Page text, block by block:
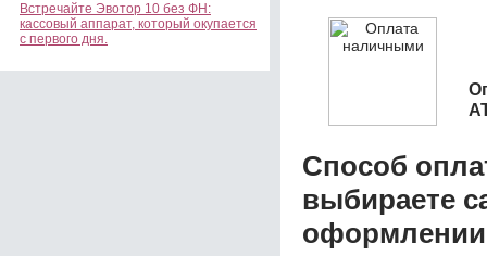
Встречайте Эвотор 10 без ФН:
кассовый аппарат, который окупается
с первого дня.
Способ
выбираете
оформлении